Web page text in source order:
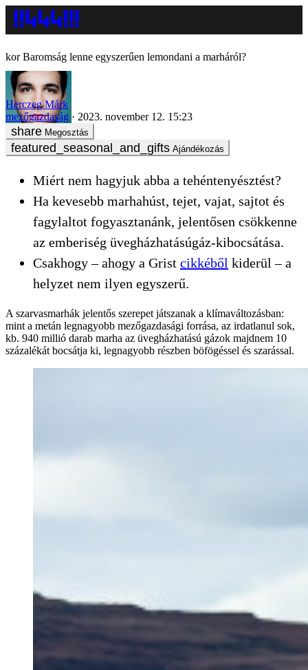
Baromság lenne egyszerűen lemondani a marháról?
Herczeg Márk
mezőgazdaság
2023. november 12. 15:23
Megosztás
Ajándékozás
Miért nem hagyjuk abba a tehéntenyésztést?
Ha kevesebb marhahúst, tejet, vajat, sajtot és
fagylaltot fogyasztanánk, jelentősen csökkenne
az emberiség üvegházhatásúgáz-kibocsátása.
Csakhogy – ahogy a Grist cikkéből kiderül – a
helyzet nem ilyen egyszerű.
A szarvasmarhák jelentős szerepet játszanak a klímaváltozásban:
mint a metán legnagyobb mezőgazdasági forrása, az irdatlanul sok,
kb. 940 millió darab marha az üvegházhatású gázok majdnem 10
százalékát bocsátja ki, legnagyobb részben böfögéssel és szarással.